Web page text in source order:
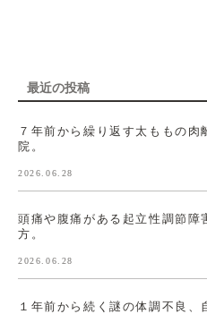
最近の投稿
７年前から繰り返す太ももの肉
院。
2026.06.28
頭痛や腹痛がある起立性調節障
方。
2026.06.28
１年前から続く謎の体調不良、